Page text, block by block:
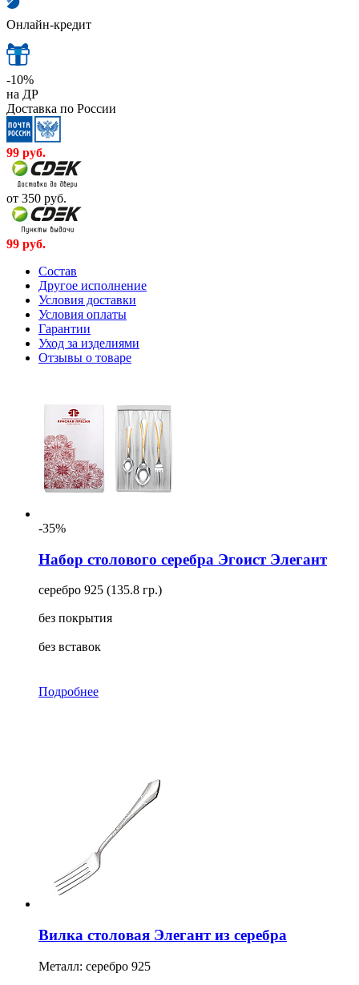
Онлайн-кредит
-10%
на ДР
Доставка по России
99 руб.
от 350 руб.
99 руб.
Cостав
Другое исполнение
Условия доставки
Условия оплаты
Гарантии
Уход за изделиями
Отзывы о товаре
-35%
Набор столового серебра Эгоист Элегант
серебро 925 (135.8 гр.)
без покрытия
без вставок
Подробнее
Вилка столовая Элегант из серебра
Металл: серебро 925